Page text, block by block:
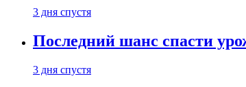
3 дня спустя
Последний шанс спасти
3 дня спустя